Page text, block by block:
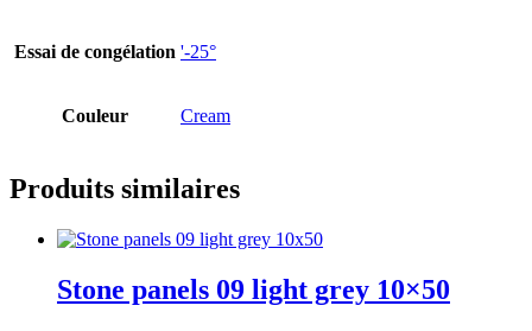
Essai de congélation '-25°
Couleur Cream
Produits similaires
Stone panels 09 light grey 10×50